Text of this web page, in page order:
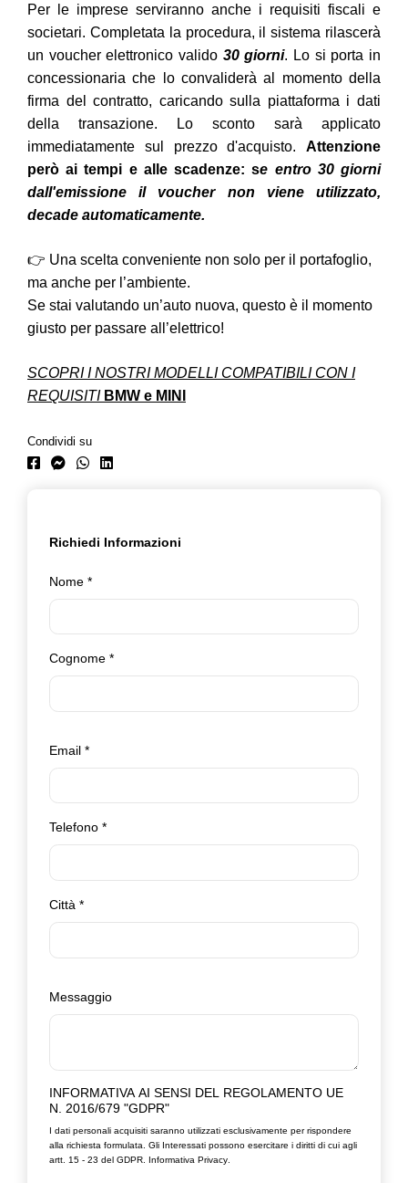
Per le imprese serviranno anche i requisiti fiscali e
societari. Completata la procedura, il sistema rilascerà
un voucher elettronico valido 30 giorni. Lo si porta in
concessionaria che lo convaliderà al momento della
firma del contratto, caricando sulla piattaforma i dati
della transazione. Lo sconto sarà applicato
immediatamente sul prezzo d'acquisto. Attenzione
però ai tempi e alle scadenze: se entro 30 giorni
dall'emissione il voucher non viene utilizzato,
decade automaticamente.
👉 Una scelta conveniente non solo per il portafoglio,
ma anche per l’ambiente.
Se stai valutando un’auto nuova, questo è il momento
giusto per passare all’elettrico!
SCOPRI I NOSTRI MODELLI COMPATIBILI CON I
REQUISITI BMW e MINI
Condividi su
Richiedi Informazioni
Nome *
Cognome *
Email *
Telefono *
Città *
Messaggio
INFORMATIVA AI SENSI DEL REGOLAMENTO UE
N. 2016/679 "GDPR"
I dati personali acquisiti saranno utilizzati esclusivamente per rispondere
alla richiesta formulata. Gli Interessati possono esercitare i diritti di cui agli
artt. 15 - 23 del GDPR. Informativa Privacy